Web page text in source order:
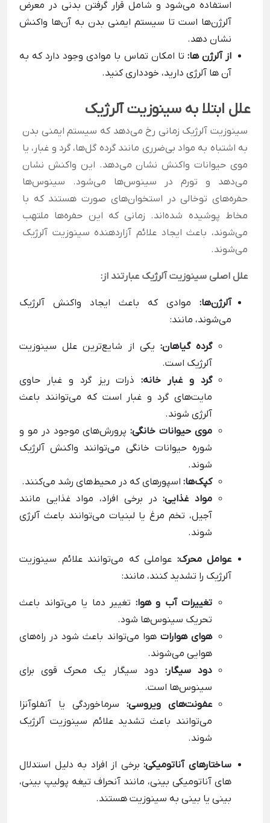
استفاده می‌شود و شامل قرار گرفتن بدنی در معرض
آلرژن‌ها است تا سیستم ایمنی بدن به آن‌ها واکنش
نشان دهد.
از آلرژن ها: تا امکان تماس با موادی وجود دارد که به
آن ها آلرژی دارید، خودداری کنید.
علل ابتلا به سینوزیت آلرژیک
سینوزیت آلرژیک زمانی رخ می‌دهد که سیستم ایمنی بدن
به اشتباه به مواد بی‌ضرری مانند گرده گل‌ها، گرد و غبار، یا
موی حیوانات واکنش نشان می‌دهد. این واکنش نشان
می‌دهد و تورم در سینوس‌ها می‌شود. سینوس‌ها
حفره‌های توخالی در استخوان‌های صورت هستند که با
مخاط پوشیده شده‌اند. زمانی که این حفره‌ها ملتهب
می‌شوند، باعث ایجاد علائم آزاردهنده سینوزیت آلرژیک
می‌شوند.
علل اصلی سینوزیت آلرژیک عبارتند از:
آلرژن‌ها: موادی که باعث ایجاد واکنش آلرژیک
می‌شوند، مانند:
گرده گیاهان: یکی از شایع‌ترین علل سینوزیت
آلرژیک است.
گرد و غبار خانه: ذرات ریز گرد و غبار حاوی
مایت‌های گرد و غبار است که می‌توانند باعث
آلرژی شوند.
موی حیوانات خانگی: پرورش‌های موجود در مو و
شوره حیوانات خانگی می‌توانند واکنش آلرژیک
شوند.
کپک‌ها: اسپورهای که در محیط‌های رشد می‌کنند.
مواد غذایی: در برخی افراد، مواد غذایی مانند
آجیل، تخم مرغ یا لبنیات می‌توانند باعث آلرژی
شوند.
عوامل محرک: عواملی که می‌توانند علائم سینوزیت
آلرژیک را تشدید کنند، مانند:
تغییرات آب و هوا: تغییر دما یا می‌تواند باعث
تحریک سینوس‌ها شود.
هوای هواراتهوا می‌تواند باعث شود در راه‌های
هوایی می‌شوند.
دود سیگار: دود سیگار یک محرک قوی برای
سینوس‌ها است.
عفونت‌های ویروسی: سرماخوردگی یا آنفلوآنزا
می‌توانند باعث تشدید علائم سینوزیت آلرژیک
شوند.
ساختارهای آناتومیکی: برخی از افراد به دلیل استدلال
های آناتومیکی بینی، مانند آنحراف تیغه پولیپ بینی،
بینی یا بینی به سینوزیت هستند.